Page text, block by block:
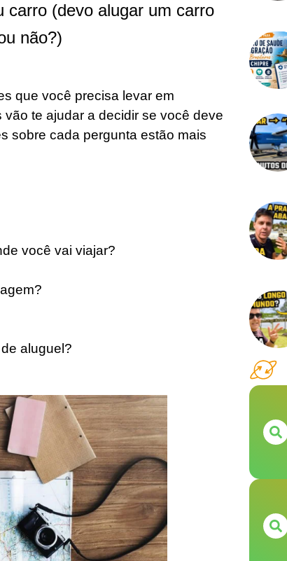
carro (devo alugar um carro
não?)
que você precisa levar em
te ajudar a decidir se você deve
sobre cada pergunta estão mais
você vai viajar?
aluguel?